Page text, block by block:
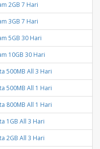
2GB 7 Hari
3GB 7 Hari
5GB 30 Hari
10GB 30 Hari
500MB All 3 Hari
500MB All 1 Hari
800MB All 1 Hari
1GB All 3 Hari
2GB All 3 Hari